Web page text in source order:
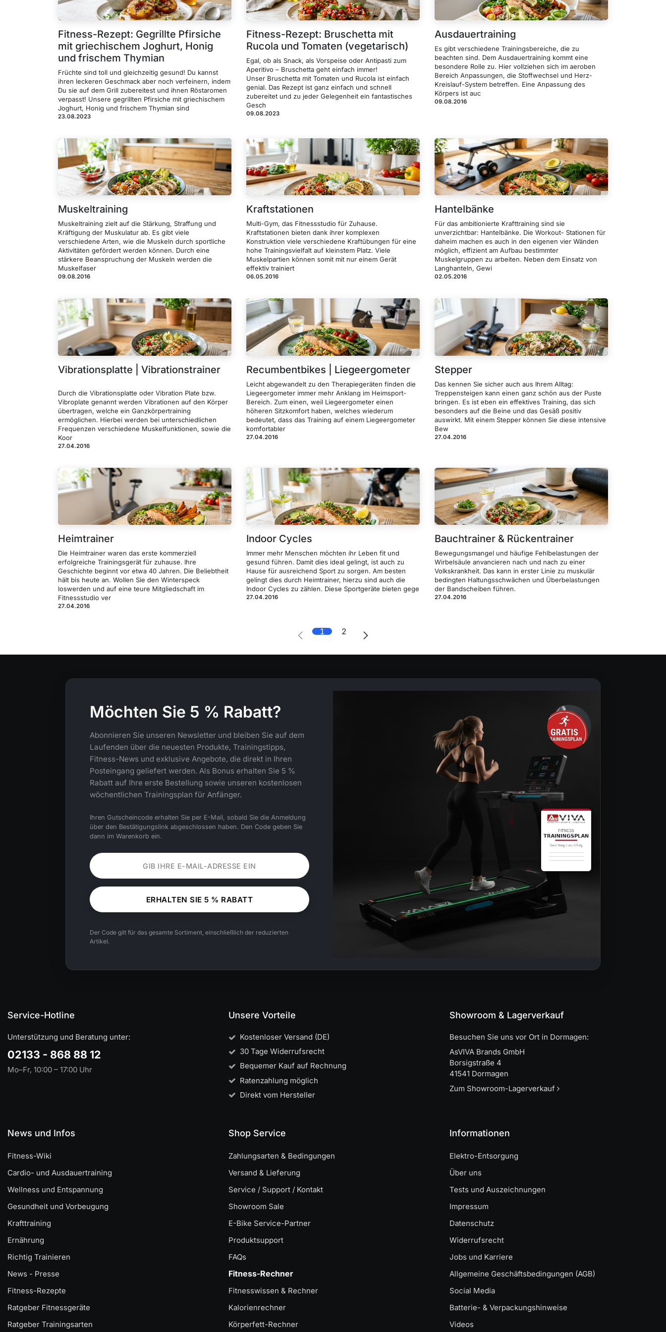
Fitness-Rezept: Gegrillte Pfirsiche
mit griechischem Joghurt, Honig
und frischem Thymian
Früchte sind toll und gleichzeitig gesund! Du kannst
ihren leckeren Geschmack aber noch verfeinern, indem
Du sie auf dem Grill zubereitest und ihnen Röstaromen
verpasst! Unsere gegrillten Pfirsiche mit griechischem
Joghurt, Honig und frischem Thymian sind
23.08.2023
Fitness-Rezept: Bruschetta mit
Rucola und Tomaten (vegetarisch)
Egal, ob als Snack, als Vorspeise oder Antipasti zum
Aperitivo – Bruschetta geht einfach immer!
Unser Bruschetta mit Tomaten und Rucola ist einfach
genial. Das Rezept ist ganz einfach und schnell
zubereitet und zu jeder Gelegenheit ein fantastisches
Gesch
09.08.2023
Ausdauertraining
Es gibt verschiedene Trainingsbereiche, die zu
beachten sind. Dem Ausdauertraining kommt eine
besondere Rolle zu. Hier vollziehen sich im aeroben
Bereich Anpassungen, die Stoffwechsel und Herz-
Kreislauf-System betreffen. Eine Anpassung des
Körpers ist auc
09.08.2016
Muskeltraining
Muskeltraining zielt auf die Stärkung, Straffung und
Kräftigung der Muskulatur ab. Es gibt viele
verschiedene Arten, wie die Muskeln durch sportliche
Aktivitäten gefördert werden können. Durch eine
stärkere Beanspruchung der Muskeln werden die
Muskelfaser
09.08.2016
Kraftstationen
Multi-Gym, das Fitnessstudio für Zuhause.
Kraftstationen bieten dank ihrer komplexen
Konstruktion viele verschiedene Kraftübungen für eine
hohe Trainingsvielfalt auf kleinstem Platz. Viele
Muskelpartien können somit mit nur einem Gerät
effektiv trainiert
06.05.2016
Hantelbänke
Für das ambitionierte Krafttraining sind sie
unverzichtbar: Hantelbänke. Die Workout- Stationen für
daheim machen es auch in den eigenen vier Wänden
möglich, effizient am Aufbau bestimmter
Muskelgruppen zu arbeiten. Neben dem Einsatz von
Langhanteln, Gewi
02.05.2016
Vibrationsplatte | Vibrationstrainer
Durch die Vibrationsplatte oder Vibration Plate bzw.
Vibroplate genannt werden Vibrationen auf den Körper
übertragen, welche ein Ganzkörpertraining
ermöglichen. Hierbei werden bei unterschiedlichen
Frequenzen verschiedene Muskelfunktionen, sowie die
Koor
27.04.2016
Recumbentbikes | Liegeergometer
Leicht abgewandelt zu den Therapiegeräten finden die
Liegeergometer immer mehr Anklang im Heimsport-
Bereich. Zum einen, weil Liegeergometer einen
höheren Sitzkomfort haben, welches wiederum
bedeutet, dass das Training auf einem Liegeergometer
komfortabler
27.04.2016
Stepper
Das kennen Sie sicher auch aus Ihrem Alltag:
Treppensteigen kann einen ganz schön aus der Puste
bringen. Es ist eben ein effektives Training, das sich
besonders auf die Beine und das Gesäß positiv
auswirkt. Mit einem Stepper können Sie diese intensive
Bew
27.04.2016
Heimtrainer
Die Heimtrainer waren das erste kommerziell
erfolgreiche Trainingsgerät für zuhause. Ihre
Geschichte beginnt vor etwa 40 Jahren. Die Beliebtheit
hält bis heute an. Wollen Sie den Winterspeck
loswerden und auf eine teure Mitgliedschaft im
Fitnessstudio ver
27.04.2016
Indoor Cycles
Immer mehr Menschen möchten ihr Leben fit und
gesund führen. Damit dies ideal gelingt, ist auch zu
Hause für ausreichend Sport zu sorgen. Am besten
gelingt dies durch Heimtrainer, hierzu sind auch die
Indoor Cycles zu zählen. Diese Sportgeräte bieten gege
27.04.2016
Bauchtrainer & Rückentrainer
Bewegungsmangel und häufige Fehlbelastungen der
Wirbelsäule anvancieren nach und nach zu einer
Volkskrankheit. Das kann in erster Linie zu muskulär
bedingten Haltungsschwächen und Überbelastungen
der Bandscheiben führen.
27.04.2016
1 2
Möchten Sie 5 % Rabatt?
Abonnieren Sie unseren Newsletter und bleiben Sie auf dem
Laufenden über die neuesten Produkte, Trainingstipps,
Fitness-News und exklusive Angebote, die direkt in Ihren
Posteingang geliefert werden. Als Bonus erhalten Sie 5 %
Rabatt auf Ihre erste Bestellung sowie unseren kostenlosen
wöchentlichen Trainingsplan für Anfänger.
Ihren Gutscheincode erhalten Sie per E-Mail, sobald Sie die Anmeldung
über den Bestätigungslink abgeschlossen haben. Den Code geben Sie
dann im Warenkorb ein.
ERHALTEN SIE 5 % RABATT
Der Code gilt für das gesamte Sortiment, einschließlich der reduzierten
Artikel.
Service-Hotline
Unterstützung und Beratung unter:
02133 - 868 88 12
Mo–Fr, 10:00 – 17:00 Uhr
Unsere Vorteile
Kostenloser Versand (DE)
30 Tage Widerrufsrecht
Bequemer Kauf auf Rechnung
Ratenzahlung möglich
Direkt vom Hersteller
Showroom & Lagerverkauf
Besuchen Sie uns vor Ort in Dormagen:
AsVIVA Brands GmbH
Borsigstraße 4
41541 Dormagen
Zum Showroom-Lagerverkauf
News und Infos
Fitness-Wiki
Cardio- und Ausdauertraining
Wellness und Entspannung
Gesundheit und Vorbeugung
Krafttraining
Ernährung
Richtig Trainieren
News - Presse
Fitness-Rezepte
Ratgeber Fitnessgeräte
Ratgeber Trainingsarten
Shop Service
Zahlungsarten & Bedingungen
Versand & Lieferung
Service / Support / Kontakt
Showroom Sale
E-Bike Service-Partner
Produktsupport
FAQs
Fitness-Rechner
Fitnesswissen & Rechner
Kalorienrechner
Körperfett-Rechner
Informationen
Elektro-Entsorgung
Über uns
Tests und Auszeichnungen
Impressum
Datenschutz
Widerrufsrecht
Jobs und Karriere
Allgemeine Geschäftsbedingungen (AGB)
Social Media
Batterie- & Verpackungshinweise
Videos